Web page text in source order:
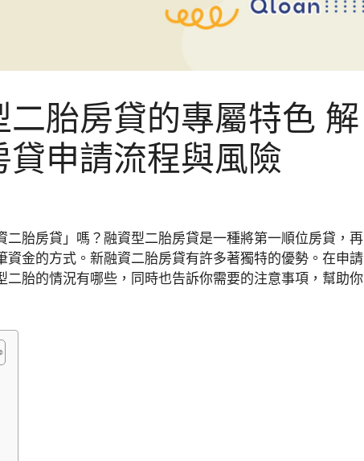
胎房貸的專屬特色 解
申請流程與風險
胎房貸」嗎？融資型二胎房貸是一種將第一順位房貸，再
金的方式。新融資二胎房貸有許多著獨特的優勢。在申請
二胎的情況有哪些，同時也告訴你需要的注意事項，幫助你